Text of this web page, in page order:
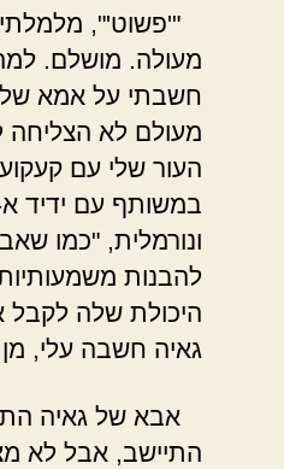
"'פשוט'", מלמלתי.
מעולה. מושלם.
חשבתי על אמא
מעולם לא הצליחה
העור שלי עם
במשותף עם ידיד
ונורמלית, "כמו
להבנות
היכולת שלה
גאיה חשבה עלי,
אבא של גאיה
התיישב, אבל לא